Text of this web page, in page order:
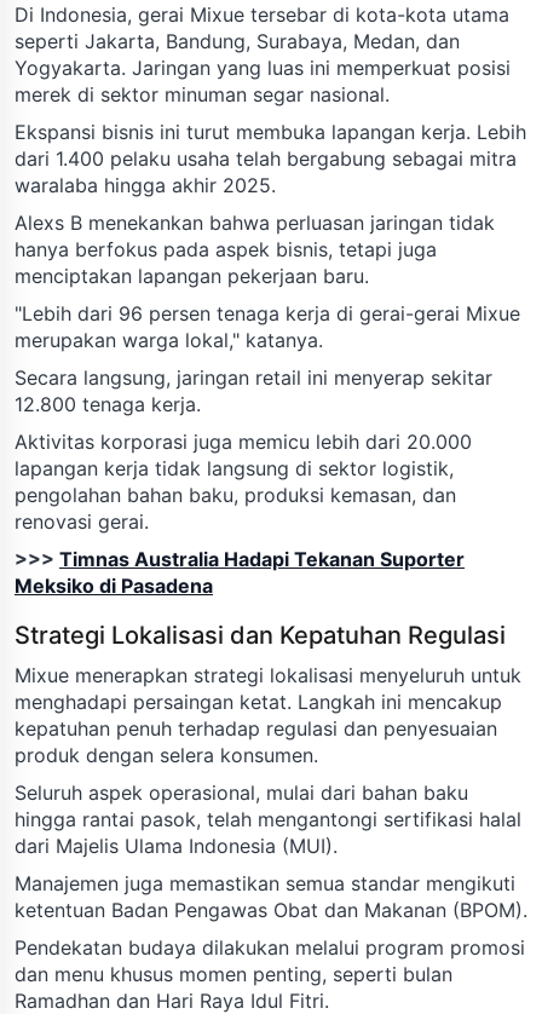
Di Indonesia, gerai Mixue tersebar di kota-kota utama
seperti Jakarta, Bandung, Surabaya, Medan, dan
Yogyakarta. Jaringan yang luas ini memperkuat posisi
merek di sektor minuman segar nasional.
Ekspansi bisnis ini turut membuka lapangan kerja. Lebih
dari 1.400 pelaku usaha telah bergabung sebagai mitra
waralaba hingga akhir 2025.
Alexs B menekankan bahwa perluasan jaringan tidak
hanya berfokus pada aspek bisnis, tetapi juga
menciptakan lapangan pekerjaan baru.
"Lebih dari 96 persen tenaga kerja di gerai-gerai Mixue
merupakan warga lokal," katanya.
Secara langsung, jaringan retail ini menyerap sekitar
12.800 tenaga kerja.
Aktivitas korporasi juga memicu lebih dari 20.000
lapangan kerja tidak langsung di sektor logistik,
pengolahan bahan baku, produksi kemasan, dan
renovasi gerai.
>>> Timnas Australia Hadapi Tekanan Suporter
Meksiko di Pasadena
Strategi Lokalisasi dan Kepatuhan Regulasi
Mixue menerapkan strategi lokalisasi menyeluruh untuk
menghadapi persaingan ketat. Langkah ini mencakup
kepatuhan penuh terhadap regulasi dan penyesuaian
produk dengan selera konsumen.
Seluruh aspek operasional, mulai dari bahan baku
hingga rantai pasok, telah mengantongi sertifikasi halal
dari Majelis Ulama Indonesia (MUI).
Manajemen juga memastikan semua standar mengikuti
ketentuan Badan Pengawas Obat dan Makanan (BPOM).
Pendekatan budaya dilakukan melalui program promosi
dan menu khusus momen penting, seperti bulan
Ramadhan dan Hari Raya Idul Fitri.